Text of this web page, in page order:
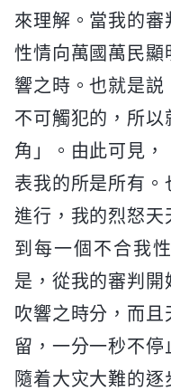
來理解。當我的
性情向萬國萬民顯
響之時。也就是
不可觸犯的，所
角」。由此可見
表我的所是所有
進行，我的烈怒天
到每一個不合我
是，從我的審判
吹響之時分，而
留，一分一秒不
隨着大灾大難的